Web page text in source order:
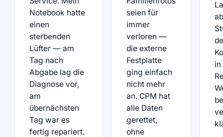
Notebook hatte
einen
sterbenden
Lüfter — am
Tag nach
Abgabe lag die
Diagnose vor,
am
übernächsten
Tag war es
fertig repariert.
seien für
immer
verloren —
die externe
Festplatte
ging einfach
nicht mehr
an. CPM hat
alle Daten
gerettet,
ohne
in